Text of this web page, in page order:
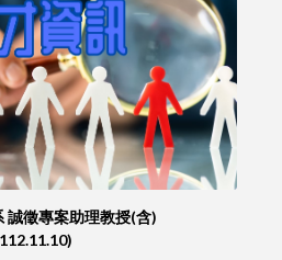
誠徵專案助理教授(含)